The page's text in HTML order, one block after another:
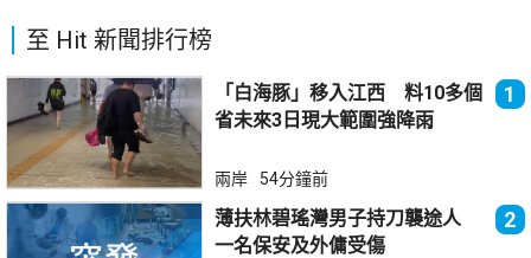
至 Hit 新聞排行榜
「白海豚」移入江西 料10多個
省未來3日現大範圍強降雨
1
兩岸 54分鐘前
薄扶林碧瑤灣男子持刀襲途人
一名保安及外傭受傷
2